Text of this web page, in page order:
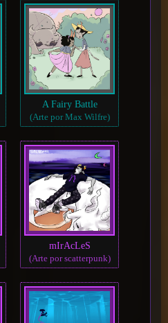
A Fairy Battle
(Arte por Max Wilfre)
mIrAcLeS
(Arte por scatterpunk)